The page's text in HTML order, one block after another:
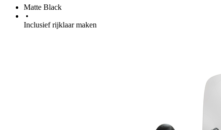
Matte Black
•
Inclusief rijklaar maken